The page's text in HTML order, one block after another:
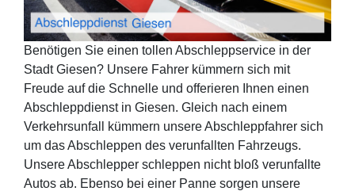
Benötigen Sie einen tollen Abschleppservice in der
Stadt Giesen? Unsere Fahrer kümmern sich mit
Freude auf die Schnelle und offerieren Ihnen einen
Abschleppdienst in Giesen. Gleich nach einem
Verkehrsunfall kümmern unsere Abschleppfahrer sich
um das Abschleppen des verunfallten Fahrzeugs.
Unsere Abschlepper schleppen nicht bloß verunfallte
Autos ab. Ebenso bei einer Panne sorgen unsere